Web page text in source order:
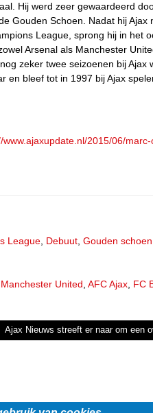
Hij werd zeer gewaardeerd
Gouden Schoen. Nadat hij Ajax
League, sprong hij in het
Arsenal als Manchester
zeker twee seizoenen bij Ajax
en bleef tot in 1997 bij Ajax
www.ajaxupdate.nl/2015/06/
League Debuut Gouden schoen
Manchester United AFC Ajax FC
Ajax Nieuws streeft er naar om een